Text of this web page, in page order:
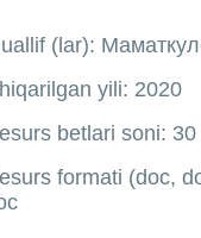
(lar):
yili: 2020
betlari soni: 30
formati (doc,